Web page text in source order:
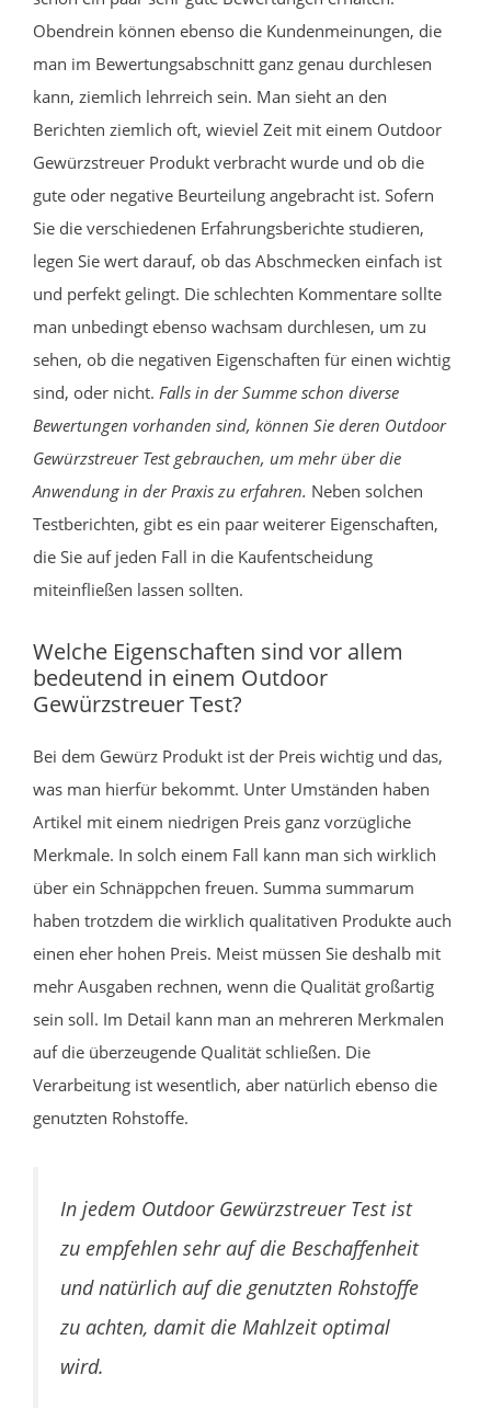
Obendrein können ebenso die Kundenmeinungen, die
man im Bewertungsabschnitt ganz genau durchlesen
kann, ziemlich lehrreich sein. Man sieht an den
Berichten ziemlich oft, wieviel Zeit mit einem Outdoor
Gewürzstreuer Produkt verbracht wurde und ob die
gute oder negative Beurteilung angebracht ist. Sofern
Sie die verschiedenen Erfahrungsberichte studieren,
legen Sie wert darauf, ob das Abschmecken einfach ist
und perfekt gelingt. Die schlechten Kommentare sollte
man unbedingt ebenso wachsam durchlesen, um zu
sehen, ob die negativen Eigenschaften für einen wichtig
sind, oder nicht. Falls in der Summe schon diverse
Bewertungen vorhanden sind, können Sie deren Outdoor
Gewürzstreuer Test gebrauchen, um mehr über die
Anwendung in der Praxis zu erfahren. Neben solchen
Testberichten, gibt es ein paar weiterer Eigenschaften,
die Sie auf jeden Fall in die Kaufentscheidung
miteinfließen lassen sollten.
Welche Eigenschaften sind vor allem
bedeutend in einem Outdoor
Gewürzstreuer Test?
Bei dem Gewürz Produkt ist der Preis wichtig und das,
was man hierfür bekommt. Unter Umständen haben
Artikel mit einem niedrigen Preis ganz vorzügliche
Merkmale. In solch einem Fall kann man sich wirklich
über ein Schnäppchen freuen. Summa summarum
haben trotzdem die wirklich qualitativen Produkte auch
einen eher hohen Preis. Meist müssen Sie deshalb mit
mehr Ausgaben rechnen, wenn die Qualität großartig
sein soll. Im Detail kann man an mehreren Merkmalen
auf die überzeugende Qualität schließen. Die
Verarbeitung ist wesentlich, aber natürlich ebenso die
genutzten Rohstoffe.
In jedem Outdoor Gewürzstreuer Test ist
zu empfehlen sehr auf die Beschaffenheit
und natürlich auf die genutzten Rohstoffe
zu achten, damit die Mahlzeit optimal
wird.